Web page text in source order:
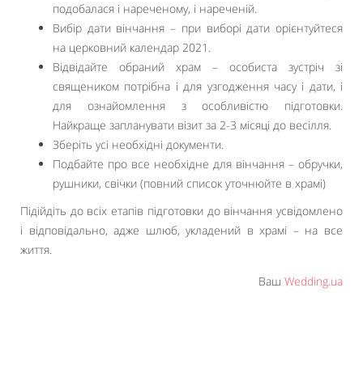
подобалася і нареченому, і нареченій.
Вибір дати вінчання – при виборі дати орієнтуйтеся
на церковний календар 2021.
Відвідайте обраний храм – особиста зустріч зі
священиком потрібна і для узгодження часу і дати, і
для ознайомлення з особливістю підготовки.
Найкраще запланувати візит за 2-3 місяці до весілля.
Зберіть усі необхідні документи.
Подбайте про все необхідне для вінчання – обручки,
рушники, свічки (повний список уточнюйте в храмі)
Підійдіть до всіх етапів підготовки до вінчання усвідомлено
і відповідально, адже шлюб, укладений в храмі – на все
життя.
Ваш Wedding.ua